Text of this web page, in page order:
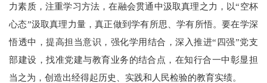
力素质，注重学习方法，在融会贯通中汲取真理之力，以“空杯
心态”汲取真理力量，真正做到学有所思、学有所悟。要在学深
悟透中，提高担当意识，强化学用结合，深入推进“四强”党支
部建设，找准党建与教育业务的结合点，在知行合一中彰显担
当之为，创造出经得起历史、实践和人民检验的教育实绩。